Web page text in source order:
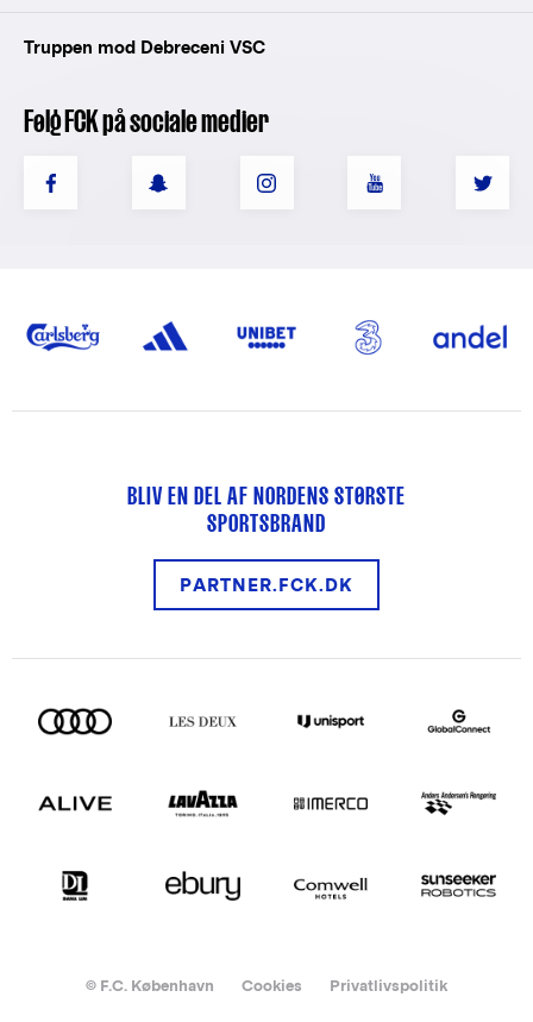
Truppen mod Debreceni VSC
Følg FCK på sociale medier
BLIV EN DEL AF NORDENS STØRSTE
SPORTSBRAND
PARTNER.FCK.DK
© F.C. København Cookies Privatlivspolitik